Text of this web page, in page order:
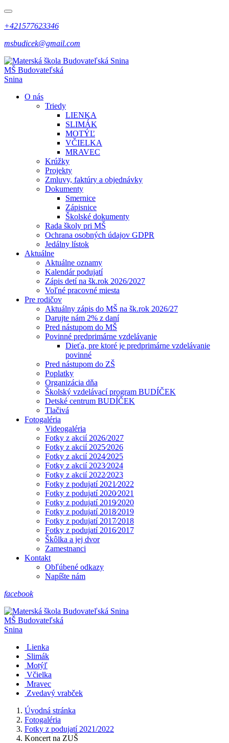
+421577623346
msbudicek@gmail.com
MŠ Budovateľská
Snina
O nás
Triedy
LIENKA
SLIMÁK
MOTÝĽ
VČIELKA
MRAVEC
Krúžky
Projekty
Zmluvy, faktúry a objednávky
Dokumenty
Smernice
Zápisnice
Školské dokumenty
Rada školy pri MŠ
Ochrana osobných údajov GDPR
Jedálny lístok
Aktuálne
Aktuálne oznamy
Kalendár podujatí
Zápis detí na šk.rok 2026/2027
Voľné pracovné miesta
Pre rodičov
Aktuálny zápis do MŠ na šk.rok 2026/27
Darujte nám 2% z daní
Pred nástupom do MŠ
Povinné predprimárne vzdelávanie
Dieťa, pre ktoré je predprimárne vzdelávanie
povinné
Pred nástupom do ZŠ
Poplatky
Organizácia dňa
Školský vzdelávací program BUDÍČEK
Detské centrum BUDÍČEK
Tlačivá
Fotogaléria
Videogaléria
Fotky z akcií 2026/2027
Fotky z akcií 2025⁄2026
Fotky z akcií 2024⁄2025
Fotky z akcií 2023⁄2024
Fotky z akcií 2022⁄2023
Fotky z podujatí 2021⁄2022
Fotky z podujatí 2020⁄2021
Fotky z podujatí 2019⁄2020
Fotky z podujatí 2018⁄2019
Fotky z podujatí 2017⁄2018
Fotky z podujatí 2016⁄2017
Škôlka a jej dvor
Zamestnanci
Kontakt
Obľúbené odkazy
Napíšte nám
facebook
MŠ Budovateľská
Snina
Lienka
Slimák
Motýľ
Včielka
Mravec
Zvedavý vrabček
Úvodná stránka
Fotogaléria
Fotky z podujatí 2021/2022
Koncert na ZUŠ